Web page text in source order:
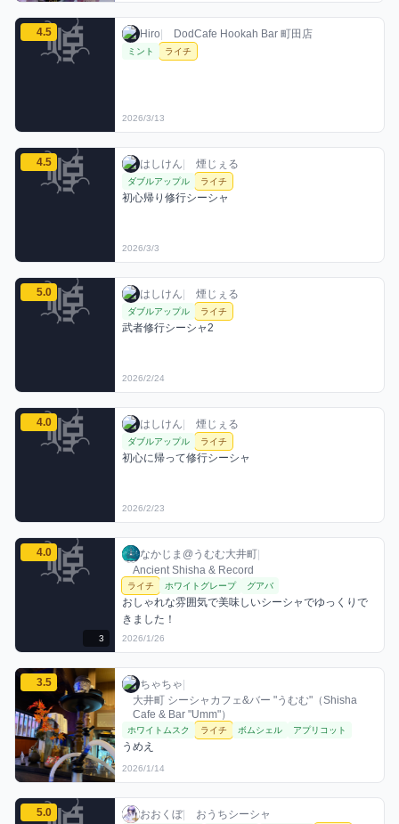
Hiroのライチミックスを見る
4.5 Hiro / お店シーシャ / 2026年3月13日
Hiro DodCafe Hookah Bar 町田店
利用フレーバー
ミント ライチ
評価
2026/3/13
はしけんのライチミックスを見る
4.5 はしけん / お店シーシャ / 2026年3月3日
はしけん 煙じぇる
利用フレーバー
ダブルアップル ライチ
コメント
初心帰り修行シーシャ
評価
2026/3/3
はしけんのライチミックスを見る
5.0 はしけん / お店シーシャ / 2026年2月24日
はしけん 煙じぇる
利用フレーバー
ダブルアップル ライチ
コメント
武者修行シーシャ2
評価
2026/2/24
はしけんのライチミックスを見る
4.0 はしけん / お店シーシャ / 2026年2月23日
はしけん 煙じぇる
利用フレーバー
ダブルアップル ライチ
コメント
初心に帰って修行シーシャ
評価
2026/2/23
なかじま@うむむ大井町のライチミックスを見る
4.0
3
なかじま@うむむ大井町 / お店シーシャ /
なかじま@うむむ大井町
Ancient Shisha & Record
利用フレーバー
ライチ ホワイトグレープ グアバ
コメント
おしゃれな雰囲気で美味しいシーシャでゆっくりで
きました！
評価
2026/1/26
ちゃちゃのライチミックスを見る
3.5 ちゃちゃ / お店シーシャ / 2026年1月14日
ちゃちゃ
大井町 シーシャカフェ&バー "うむむ"（Shisha
Cafe & Bar "Umm"）
利用フレーバー
ホワイトムスク ライチ ボムシェル アプリコット
コメント
うめえ
評価
2026/1/14
おおくぼのライチミックスを見る
5.0 おおくぼ / おうちシーシャ / 2024年3月22日
おおくぼ| おうちシーシャ
利用フレーバー
コメント
評価